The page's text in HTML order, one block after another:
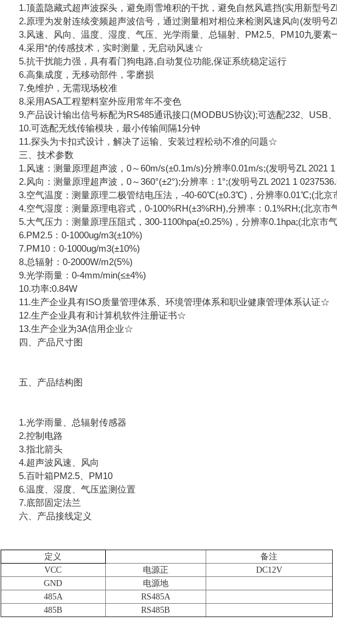
1.顶盖隐藏式超声波探头，避免雨雪堆积的干扰，避免自然风遮挡(实用新型号
2.原理为发射连续变频超声波信号，通过测量相对相位来检测风速风向(发明号
3.风速、风向、温度、湿度、气压、光学雨量、总辐射、PM2.5、PM10九要素
4.采用*的传感技术，实时测量，无启动风速☆
5.抗干扰能力强，具有看门狗电路,自动复位功能,保证系统稳定运行
6.高集成度，无移动部件，零磨损
7.免维护，无需现场校准
8.采用ASA工程塑料室外应用常年不变色
9.产品设计输出信号标配为RS485通讯接口(MODBUS协议);可选配232、USB
10.可选配无线传输模块，最小传输间隔1分钟
11.探头为卡扣式设计，解决了运输、安装过程松动不准的问题☆
三、技术参数
1.风速：测量原理超声波，0～60m/s(±0.1m/s)分辨率0.01m/s;(发明号ZL 2021 1
2.风向：测量原理超声波，0～360°(±2°);分辨率：1°;(发明号ZL 2021 1
3.空气温度：测量原理二极管结电压法，-40-60℃(±0.3℃)，分辨率0.01℃;(北京
4.空气湿度：测量原理电容式，0-100%RH(±3%RH),分辨率：0.1%RH;(北京市
5.大气压力：测量原理压阻式，300-1100hpa(±0.25%)，分辨率0.1hpa;(北京市
6.PM2.5：0-1000ug/m3(±10%)
7.PM10：0-1000ug/m3(±10%)
8.总辐射：0-2000W/m2(5%)
9.光学雨量：0-4mm/min(≤±4%)
10.功率:0.84W
11.生产企业具有ISO质量管理体系、环境管理体系和职业健康管理体系认证☆
12.生产企业具有和计算机软件注册证书☆
13.生产企业为3A信用企业☆
四、产品尺寸图
五、产品结构图
1.光学雨量、总辐射传感器
2.控制电路
3.指北箭头
4.超声波风速、风向
5.百叶箱PM2.5、PM10
6.温度、湿度、气压监测位置
7.底部固定法兰
六、产品接线定义
定义
备注
VCC
电源正
DC12V
GND
电源地
485A
RS485A
485B
RS485B